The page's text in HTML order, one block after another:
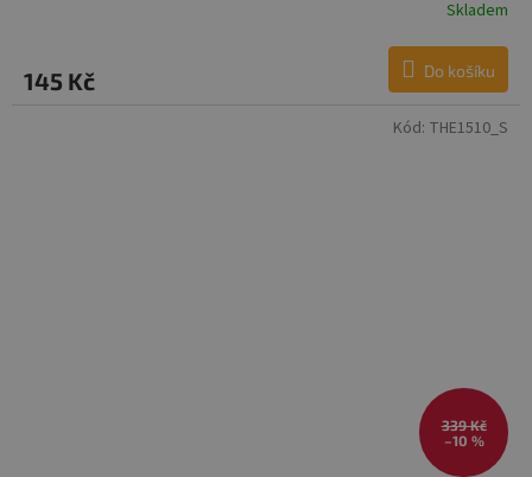
Skladem
145 Kč Do košíku
339 Kč
–10 %
Kód: THE1510_S